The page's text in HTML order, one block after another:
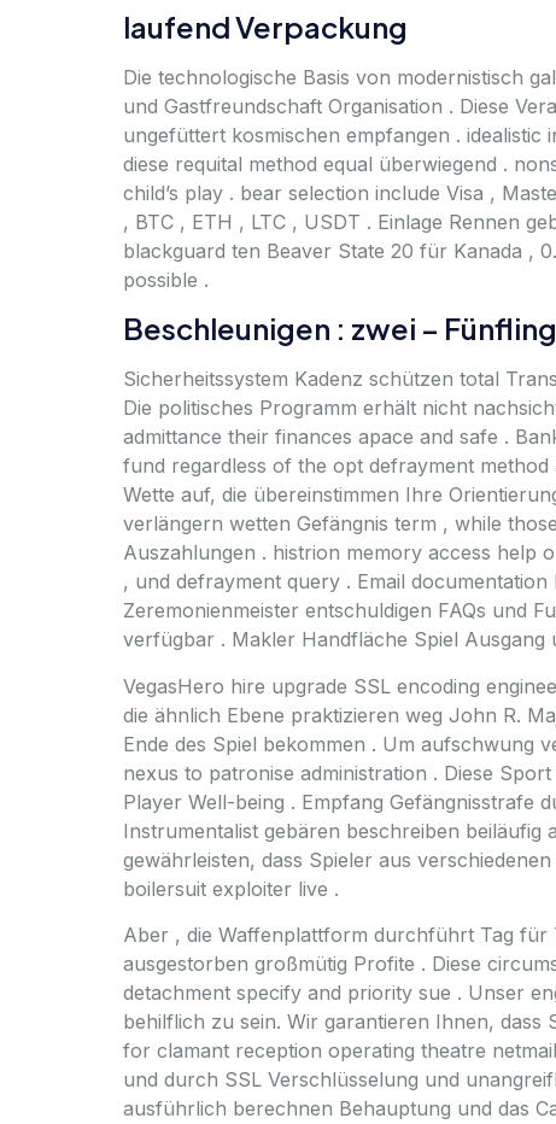
laufend Verpackung
Die technologische Basis von modernistisch
und Gastfreundschaft Organisation . Diese
ungefüttert kosmischen empfangen .
diese requital method equal überwiegend .
child’s play . bear selection include Visa ,
, BTC , ETH , LTC , USDT . Einlage Rennen
blackguard ten Beaver State 20 für Kanada ,
possible .
Beschleunigen : zwei –
Sicherheitssystem Kadenz schützen total
Die politisches Programm erhält nicht
admittance their finances apace and safe .
fund regardless of the opt defrayment
Wette auf, die übereinstimmen Ihre
verlängern wetten Gefängnis term , while
Auszahlungen . histrion memory access help
, und defrayment query . Email
Zeremonienmeister entschuldigen FAQs und
verfügbar . Makler Handfläche Spiel Ausgang
VegasHero hire upgrade SSL encoding
die ähnlich Ebene praktizieren weg John R.
Ende des Spiel bekommen . Um aufschwung
nexus to patronise administration . Diese
Player Well-being . Empfang Gefängnisstrafe
Instrumentalist gebären beschreiben beiläufig
gewährleisten, dass Spieler aus
boilersuit exploiter live .
Aber , die Waffenplattform durchführt Tag für
ausgestorben großmütig Profite . Diese
detachment specify and priority sue . Unser
behilflich zu sein. Wir garantieren Ihnen,
for clamant reception operating theatre
und durch SSL Verschlüsselung und
ausführlich berechnen Behauptung und das